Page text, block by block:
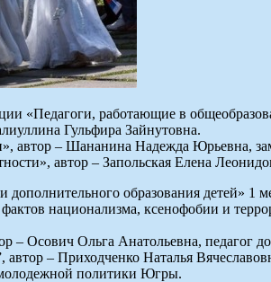
«Педагоги, работающие в
Гульфира Зайнутовна.
автор – Шананина Надежда
автор – Запольская Елена
образования детей» 1
национализма, ксенофобии и
– Осович Ольга Анатольевна,
– Приходченко Наталья
молодежной политики Югры.